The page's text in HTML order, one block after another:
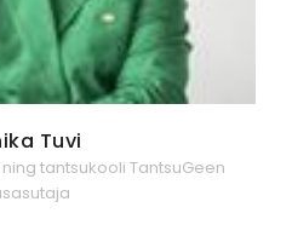
Tuvi
tantsukooli TantsuGeen